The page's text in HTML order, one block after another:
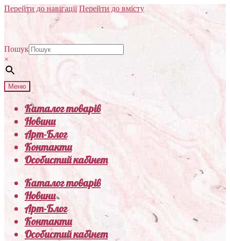
Перейти до навігації Перейти до вмісту
Пошук
×
Меню
Каталог товарів
Новини
Арт-Блог
Контакти
Особистий кабінет
Каталог товарів
Новини
Арт-Блог
Контакти
Особистий кабінет